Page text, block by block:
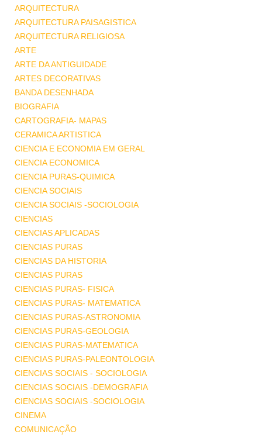
ARQUITECTURA
ARQUITECTURA PAISAGISTICA
ARQUITECTURA RELIGIOSA
ARTE
ARTE DA ANTIGUIDADE
ARTES DECORATIVAS
BANDA DESENHADA
BIOGRAFIA
CARTOGRAFIA- MAPAS
CERAMICA ARTISTICA
CIENCIA E ECONOMIA EM GERAL
CIENCIA ECONOMICA
CIENCIA PURAS-QUIMICA
CIENCIA SOCIAIS
CIENCIA SOCIAIS -SOCIOLOGIA
CIENCIAS
CIENCIAS APLICADAS
CIENCIAS PURAS
CIENCIAS DA HISTORIA
CIENCIAS PURAS
CIENCIAS PURAS- FISICA
CIENCIAS PURAS- MATEMATICA
CIENCIAS PURAS-ASTRONOMIA
CIENCIAS PURAS-GEOLOGIA
CIENCIAS PURAS-MATEMATICA
CIENCIAS PURAS-PALEONTOLOGIA
CIENCIAS SOCIAIS - SOCIOLOGIA
CIENCIAS SOCIAIS -DEMOGRAFIA
CIENCIAS SOCIAIS -SOCIOLOGIA
CINEMA
COMUNICAÇÃO